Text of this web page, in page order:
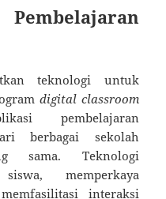
teknologi untuk
digital classroom
pembelajaran
berbagai sekolah
sama. Teknologi
memperkaya
interaksi